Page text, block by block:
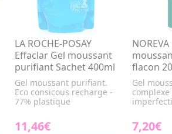
LA ROCHE-POSAY
Effaclar Gel moussant
purifiant Sachet 400ml
Gel moussant purifiant.
Eco consicous recharge -
77% plastique
11,46€
flacon
Gel
7,20€